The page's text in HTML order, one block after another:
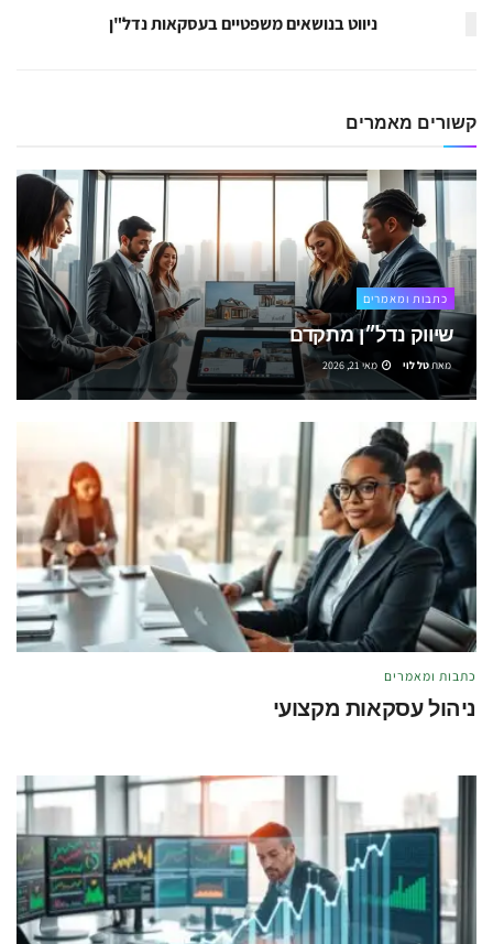
ניווט בנושאים משפטיים בעסקאות נדל"ן
קשורים מאמרים
כתבות ומאמרים
שיווק נדל״ן מתקדם
מאת טל לוי מאי 21, 2026
כתבות ומאמרים
ניהול עסקאות מקצועי